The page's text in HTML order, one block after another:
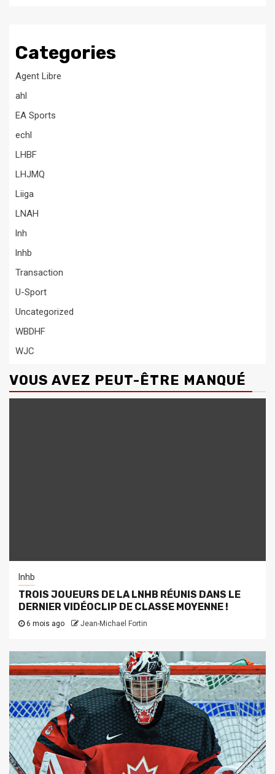
Categories
Agent Libre
ahl
EA Sports
echl
LHBF
LHJMQ
Liiga
LNAH
lnh
lnhb
Transaction
U-Sport
Uncategorized
WBDHF
WJC
VOUS AVEZ PEUT-ÊTRE MANQUÉ
lnhb
TROIS JOUEURS DE LA LNHB RÉUNIS DANS LE
DERNIER VIDÉOCLIP DE CLASSE MOYENNE !
6 mois ago Jean-Michael Fortin